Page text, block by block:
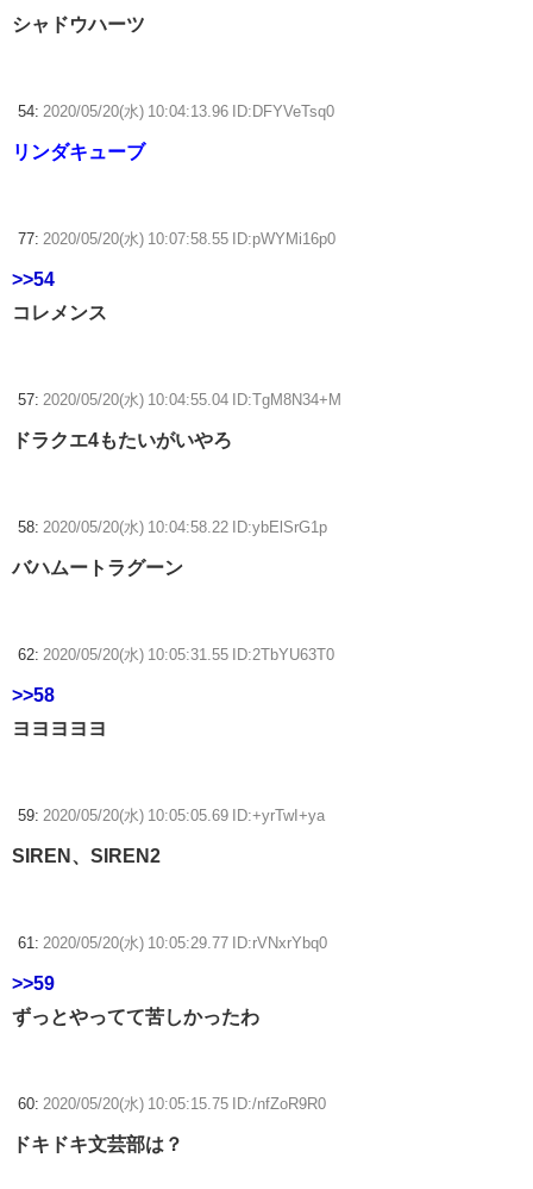
シャドウハーツ
54: 2020/05/20(水) 10:04:13.96 ID:DFYVeTsq0
リンダキューブ
77: 2020/05/20(水) 10:07:58.55 ID:pWYMi16p0
>>54
コレメンス
57: 2020/05/20(水) 10:04:55.04 ID:TgM8N34+M
ドラクエ4もたいがいやろ
58: 2020/05/20(水) 10:04:58.22 ID:ybElSrG1p
バハムートラグーン
62: 2020/05/20(水) 10:05:31.55 ID:2TbYU63T0
>>58
ヨヨヨヨヨ
59: 2020/05/20(水) 10:05:05.69 ID:+yrTwI+ya
SIREN、SIREN2
61: 2020/05/20(水) 10:05:29.77 ID:rVNxrYbq0
>>59
ずっとやってて苦しかったわ
60: 2020/05/20(水) 10:05:15.75 ID:/nfZoR9R0
ドキドキ文芸部は？